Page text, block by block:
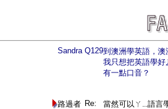
Sandra Q129到澳洲學英語，
我只想把英語學好
有一點口音？
路過者 Re:
當然可以ㄚ...語言